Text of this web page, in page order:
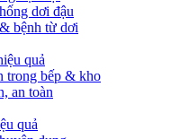
dơi đậu
bệnh từ dơi
quả
trong bếp & kho
an toàn
quả